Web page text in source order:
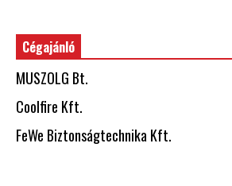
Cégajánló
MUSZOLG Bt.
Coolfire Kft.
FeWe Biztonságtechnika Kft.